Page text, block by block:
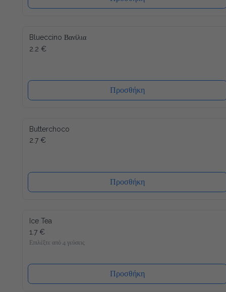
Blueccino Βανίλια
2.2 €
Προσθήκη
Butterchoco
2.7 €
Προσθήκη
Ice Tea
1.7 €
Επιλέξτε από 4 γεύσεις
Προσθήκη